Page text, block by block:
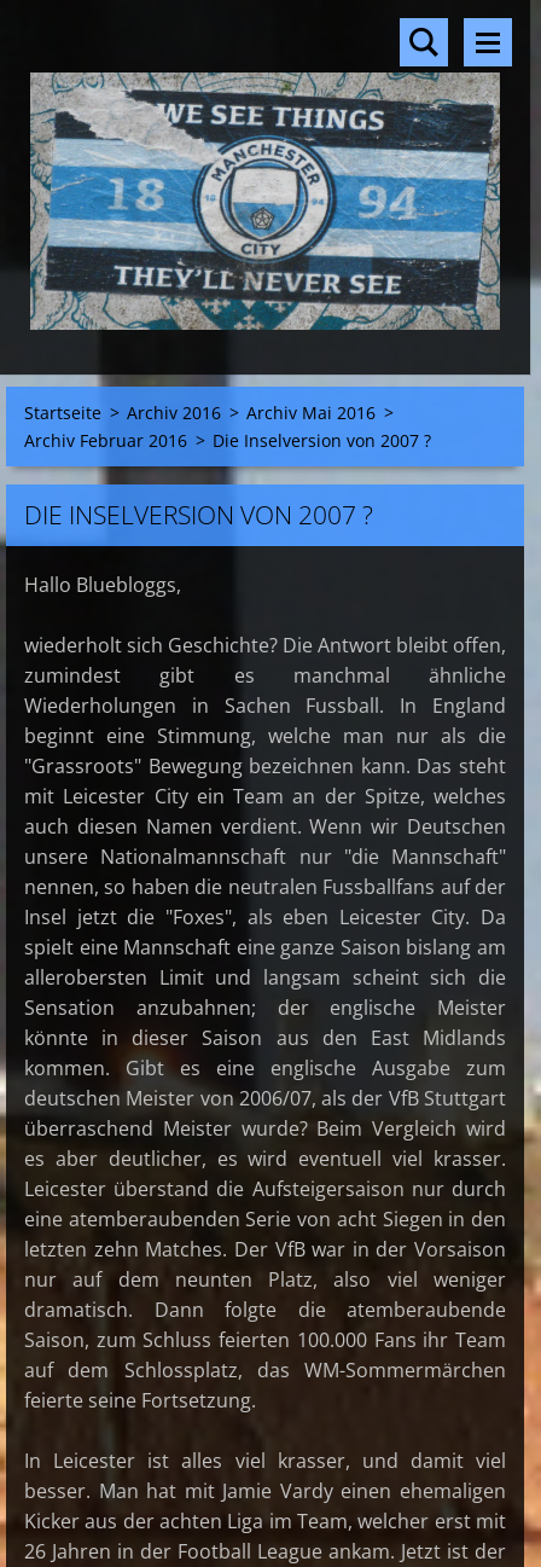
Startseite > Archiv 2016 > Archiv Mai 2016 >
Archiv Februar 2016 > Die Inselversion von 2007 ?
DIE INSELVERSION VON 2007 ?
Hallo Bluebloggs,
wiederholt sich Geschichte? Die Antwort bleibt offen,
zumindest gibt es manchmal ähnliche
Wiederholungen in Sachen Fussball. In England
beginnt eine Stimmung, welche man nur als die
"Grassroots" Bewegung bezeichnen kann. Das steht
mit Leicester City ein Team an der Spitze, welches
auch diesen Namen verdient. Wenn wir Deutschen
unsere Nationalmannschaft nur "die Mannschaft"
nennen, so haben die neutralen Fussballfans auf der
Insel jetzt die "Foxes", als eben Leicester City. Da
spielt eine Mannschaft eine ganze Saison bislang am
allerobersten Limit und langsam scheint sich die
Sensation anzubahnen; der englische Meister
könnte in dieser Saison aus den East Midlands
kommen. Gibt es eine englische Ausgabe zum
deutschen Meister von 2006/07, als der VfB Stuttgart
überraschend Meister wurde? Beim Vergleich wird
es aber deutlicher, es wird eventuell viel krasser.
Leicester überstand die Aufsteigersaison nur durch
eine atemberaubenden Serie von acht Siegen in den
letzten zehn Matches. Der VfB war in der Vorsaison
nur auf dem neunten Platz, also viel weniger
dramatisch. Dann folgte die atemberaubende
Saison, zum Schluss feierten 100.000 Fans ihr Team
auf dem Schlossplatz, das WM-Sommermärchen
feierte seine Fortsetzung.
In Leicester ist alles viel krasser, und damit viel
besser. Man hat mit Jamie Vardy einen ehemaligen
Kicker aus der achten Liga im Team, welcher erst mit
26 Jahren in der Football League ankam. Jetzt ist der